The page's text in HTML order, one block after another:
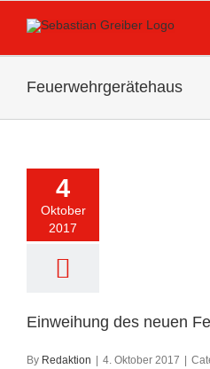
Feuerwehrgerätehaus
4
Oktober
2017
Einweihung des neuen
By Redaktion 4. Oktober 2017